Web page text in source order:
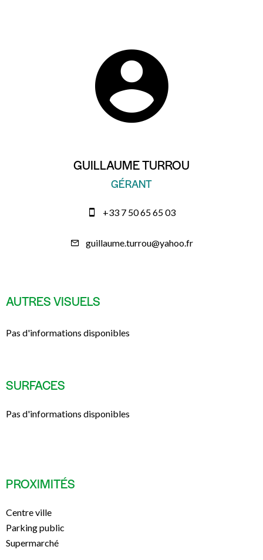
GUILLAUME TURROU
GÉRANT
+33 7 50 65 65 03
guillaume.turrou@yahoo.fr
AUTRES VISUELS
Pas d'informations disponibles
SURFACES
Pas d'informations disponibles
PROXIMITÉS
Centre ville
Parking public
Supermarché